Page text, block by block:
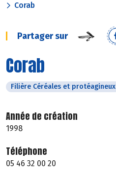
Corab
Partager sur
Corab
Filière Céréales et protéagineux
Année de création
1998
Téléphone
05 46 32 00 20